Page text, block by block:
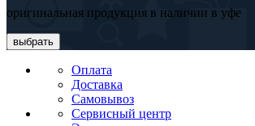
оригинальная продукция в наличии в уфе
выбрать
Оплата
Доставка
Самовывоз
Сервисный центр